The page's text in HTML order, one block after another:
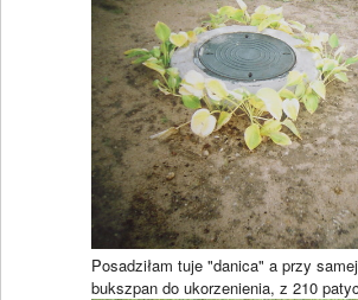
Posadziłam tuje "danica" a przy
bukszpan do ukorzenienia, z 210